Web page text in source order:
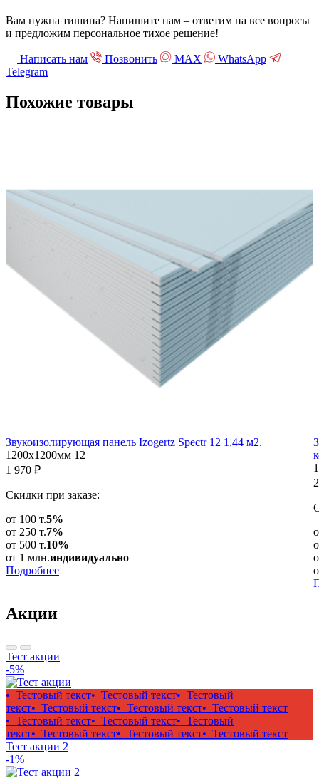
Вам нужна тишина? Напишите нам – ответим на все вопросы
и предложим персональное тихое решение!
Написать нам Позвонить МАХ
WhatsApp
Telegram
Похожие товары
Звукоизолирующая панель Izogertz Spectr 12 1,44 м2.
1200x1200мм 12
1 970 ₽
Скидки при заказе:
от 100 т.5%
от 250 т.7%
от 500 т.10%
от 1 млн.индивидуально
Подробнее
Акции
Тест акции
-5%
• Тестовый текст• Тестовый текст• Тестовый
текст• Тестовый текст• Тестовый текст• Тестовый текст
• Тестовый текст• Тестовый текст• Тестовый
текст• Тестовый текст• Тестовый текст• Тестовый текст
Тест акции 2
-1%